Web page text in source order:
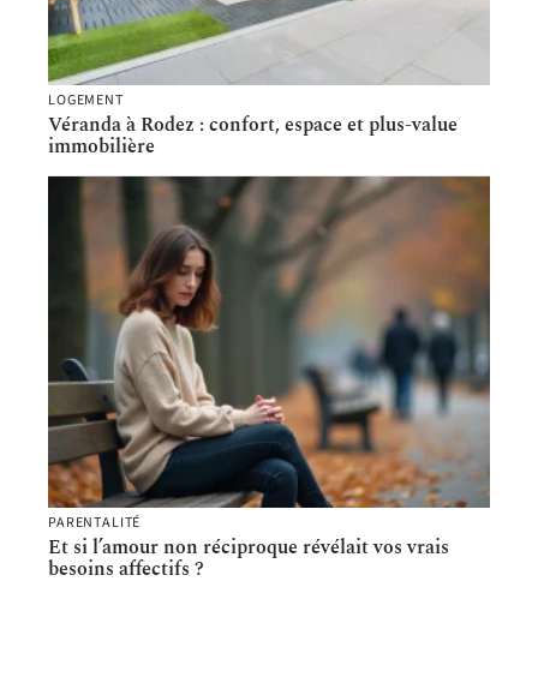
LOGEMENT
Véranda à Rodez : confort, espace et plus-value
immobilière
PARENTALITÉ
Et si l’amour non réciproque révélait vos vrais
besoins affectifs ?